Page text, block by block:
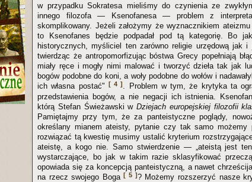
w przypadku Sokratesa mieliśmy do czynienia ze
innego filozofa — Ksenofanesa — problem z
skomplikowany. Jeżeli założymy że wyznacznikiem
to Ksenofanes będzie podpadał pod tą kategorię. Bo
historycznych, myśliciel ten zarówno religie urzędową jak i
twierdząc że antropomorfizując bóstwa Grecy popełniają
miały ręce i mogły nimi malować i tworzyć dzieła tak jak
bogów podobne do koni, a woły podobne do wołów i
ich własna postać"
[ 4 ]
. Problem w tym, że krytyka ta
przedstawienia bogów, a nie negacji ich istnienia.
którą Stefan Świeżawski wDziejach europejskiej filozofii
Pamiętajmy przy tym, że za panteistyczne poglądy,
określany mianem ateisty, pytanie czy tak samo możemy
rozwiązać tą kwestię musimy ustalić kryterium
ateistę, a kogo nie. Samo stwierdzenie — „ateistą jest
wystarczające, bo jak w takim razie sklasyfikować
opowiada się za koncepcją panteistyczną, a nawet
na rzecz swojego Boga[ 5 ]? Możemy rozszerzyć nasze